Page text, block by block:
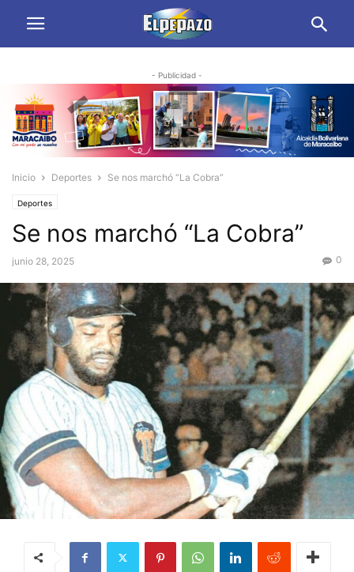
- Publicidad -
Inicio Deportes Se nos marchó “La Cobra”
Deportes
Se nos marchó “La Cobra”
junio 28, 2025 0